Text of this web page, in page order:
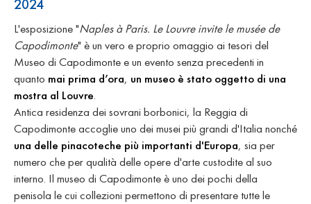
2024
L'esposizione "Naples à Paris. Le Louvre invite le musée de
Capodimonte" è un vero e proprio omaggio ai tesori del
Museo di Capodimonte e un evento senza precedenti in
quanto mai prima d’ora, un museo è stato oggetto di una
mostra al Louvre.
Antica residenza dei sovrani borbonici, la Reggia di
Capodimonte accoglie uno dei musei più grandi d'Italia nonché
una delle pinacoteche più importanti d'Europa, sia per
numero che per qualità delle opere d'arte custodite al suo
interno. Il museo di Capodimonte è uno dei pochi della
penisola le cui collezioni permettono di presentare tutte le